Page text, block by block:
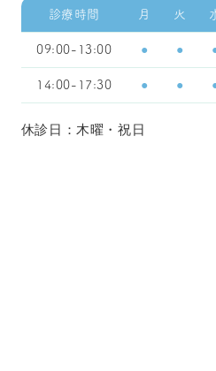
診療時間 月 火
09:00-13:00 ● ●
14:00-17:30 ● ●
休診日：木曜・祝日